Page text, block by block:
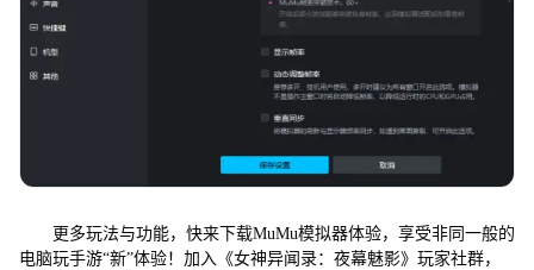
更多玩法与功能，快来下载MuMu模拟器体验，享受非同一般的
电脑玩手游“新”体验！加入《女神异闻录：夜幕魅影》玩家社群，